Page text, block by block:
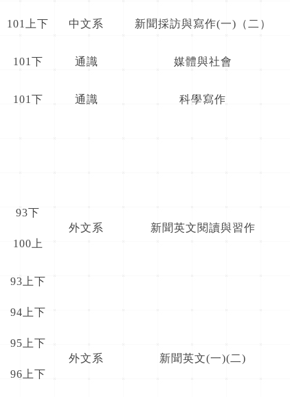
101上下 中文系 新聞採訪與寫作(一)（二）
101下 通識 媒體與社會
101下 通識 科學寫作
93下
100上
外文系 新聞英文閱讀與習作
93上下
94上下
95上下
96上下
外文系 新聞英文(一)(二)